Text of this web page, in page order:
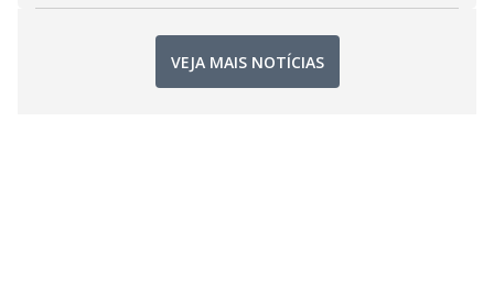
VEJA MAIS NOTÍCIAS